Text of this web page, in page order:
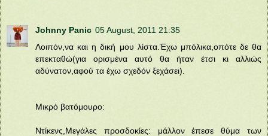
Johnny Panic 05 August, 2011 21:35
Λοιπόν,να και η δική μου λίστα.Έχω μπόλικα,οπότε δε θα
επεκταθώ(για ορισμένα αυτό θα ήταν έτσι κι αλλιώς
αδύνατον,αφού τα έχω σχεδόν ξεχάσει).
Μικρό βατόμουρο:
Ντίκενς,Μεγάλες προσδοκίες: μάλλον έπεσε θύμα των